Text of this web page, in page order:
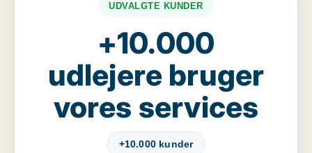
UDVALGTE KUNDER
+10.000
udlejere bruger
vores services
+10.000 kunder